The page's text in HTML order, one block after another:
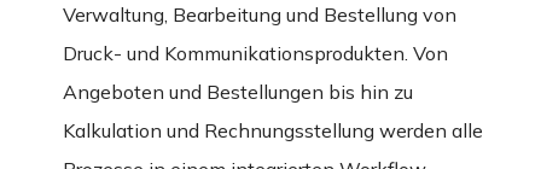
Verwaltung, Bearbeitung und Bestellung von
Druck- und Kommunikationsprodukten. Von
Angeboten und Bestellungen bis hin zu
Kalkulation und Rechnungsstellung werden alle